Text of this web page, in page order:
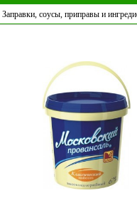
Заправки, соусы, приправы и